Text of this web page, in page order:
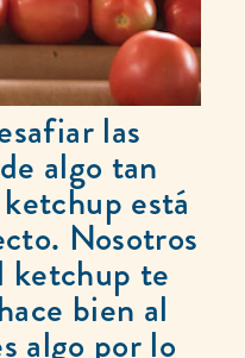
las
algo tan
está
Nosotros
ketchup te
bien al
algo por lo